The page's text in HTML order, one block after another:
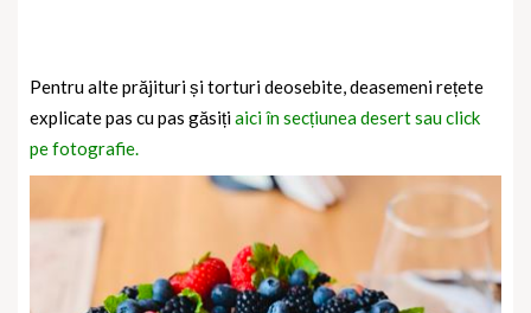
Pentru alte prăjituri și torturi deosebite, deasemeni rețete
explicate pas cu pas găsițiaici în secțiunea desert sau click
pe fotografie.